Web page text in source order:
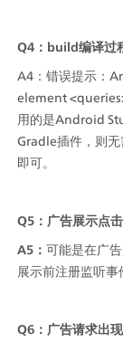
Q4：build编译过
A4：错误提示：
element
用的是Android
Gradle插件，则
即可。
Q5：广告展示点
A5：可能是在广
展示前注册监听事
Q6：广告请求出